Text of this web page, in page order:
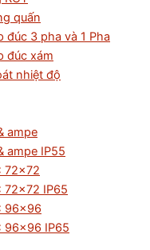
quấn
đúc 3 pha và 1 Pha
đúc xám
nhiệt độ
ampe
ampe IP55
72×72
72×72 IP65
96×96
96×96 IP65